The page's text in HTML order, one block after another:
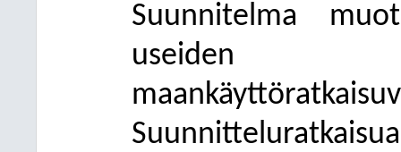
Suunnitelma
useiden